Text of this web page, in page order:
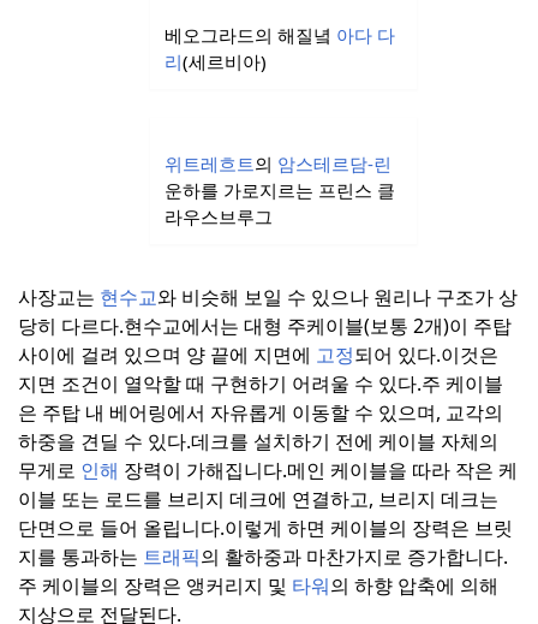
베오그라드의 해질녘 아다 다
리(세르비아)
위트레흐트의 암스테르담-린
운하를 가로지르는 프린스 클
라우스브루그
사장교는 현수교와 비슷해 보일 수 있으나 원리나 구조가 상
당히 다르다.현수교에서는 대형 주케이블(보통 2개)이 주탑
사이에 걸려 있으며 양 끝에 지면에 고정되어 있다.이것은
지면 조건이 열악할 때 구현하기 어려울 수 있다.주 케이블
은 주탑 내 베어링에서 자유롭게 이동할 수 있으며, 교각의
하중을 견딜 수 있다.데크를 설치하기 전에 케이블 자체의
무게로 인해 장력이 가해집니다.메인 케이블을 따라 작은 케
이블 또는 로드를 브리지 데크에 연결하고, 브리지 데크는
단면으로 들어 올립니다.이렇게 하면 케이블의 장력은 브릿
지를 통과하는 트래픽의 활하중과 마찬가지로 증가합니다.
주 케이블의 장력은 앵커리지 및 타워의 하향 압축에 의해
지상으로 전달된다.